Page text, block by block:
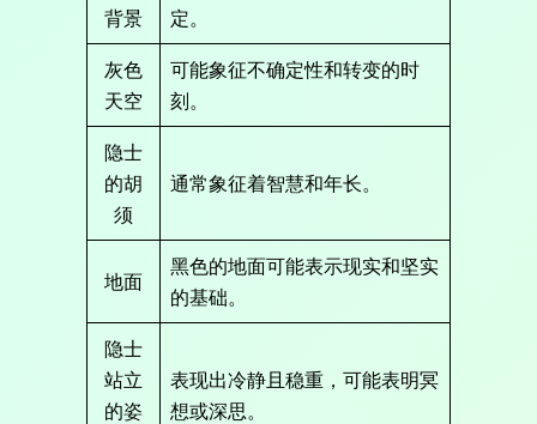
背景
定。
灰色
天空
可能象征不确定性和转变的时
刻。
隐士
的胡
须
通常象征着智慧和年长。
地面
黑色的地面可能表示现实和坚实
的基础。
隐士
站立
的姿
表现出冷静且稳重，可能表明冥
想或深思。